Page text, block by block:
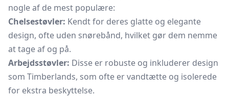
nogle af de mest populære:
Chelsestøvler: Kendt for deres glatte og elegante
design, ofte uden snørebånd, hvilket gør dem nemme
at tage af og på.
Arbejdsstøvler: Disse er robuste og inkluderer design
som Timberlands, som ofte er vandtætte og isolerede
for ekstra beskyttelse.